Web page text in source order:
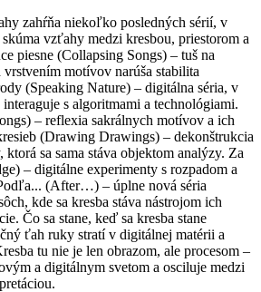
zahŕňa niekoľko posledných sérií, v
vzťahy medzi kresbou, priestorom a
piesne (Collapsing Songs) – tuš na
motívov narúša stabilita
(Speaking Nature) – digitálna séria, v
s algoritmami a technológiami.
– reflexia sakrálnych motívov a ich
(Drawing Drawings) – dekonštrukcia
ktorá sa sama stáva objektom analýzy. Za
– digitálne experimenty s rozpadom a
(After…) – úplne nová séria
kde sa kresba stáva nástrojom ich
Čo sa stane, keď sa kresba stane
ťah ruky stratí v digitálnej matérii a
tu nie je len obrazom, ale procesom –
a digitálnym svetom a osciluje medzi